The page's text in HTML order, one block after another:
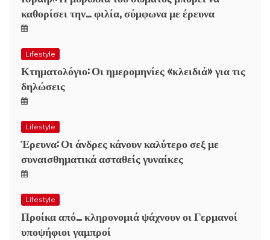
καθορίσει την… φιλία, σύμφωνα με έρευνα
Lifestyle
Κτηματολόγιο: Οι ημερομηνίες «κλειδιά» για τις
δηλώσεις
Lifestyle
Έρευνα: Οι άνδρες κάνουν καλύτερο σεξ με
συναισθηματικά ασταθείς γυναίκες
Lifestyle
Προίκα από… κληρονομιά ψάχνουν οι Γερμανοί
υποψήφιοι γαμπροί